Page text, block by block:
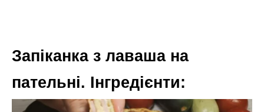
Запіканка з лаваша на
пательні. Інгредієнти: